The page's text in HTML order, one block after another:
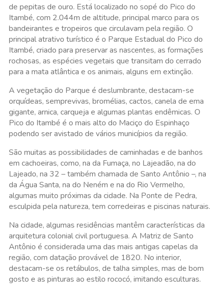
de pepitas de ouro. Está localizado no sopé do Pico do
Itambé, com 2.044m de altitude, principal marco para os
bandeirantes e tropeiros que circulavam pela região. O
principal atrativo turístico é o Parque Estadual do Pico do
Itambé, criado para preservar as nascentes, as formações
rochosas, as espécies vegetais que transitam do cerrado
para a mata atlântica e os animais, alguns em extinção.
A vegetação do Parque é deslumbrante, destacam-se
orquídeas, semprevivas, bromélias, cactos, canela de ema
gigante, arnica, carqueja e algumas plantas endêmicas. O
Pico do Itambé é o mais alto do Maciço do Espinhaço
podendo ser avistado de vários municípios da região.
São muitas as possibilidades de caminhadas e de banhos
em cachoeiras, como, na da Fumaça, no Lajeadão, na do
Lajeado, na 32 – também chamada de Santo Antônio –, na
da Água Santa, na do Neném e na do Rio Vermelho,
algumas muito próximas da cidade. Na Ponte de Pedra,
esculpida pela natureza, tem corredeiras e piscinas naturais.
Na cidade, algumas residências mantêm características da
arquitetura colonial civil portuguesa. A Matriz de Santo
Antônio é considerada uma das mais antigas capelas da
região, com datação provável de 1820. No interior,
destacam-se os retábulos, de talha simples, mas de bom
gosto e as pinturas ao estilo rococó, imitando esculturas.